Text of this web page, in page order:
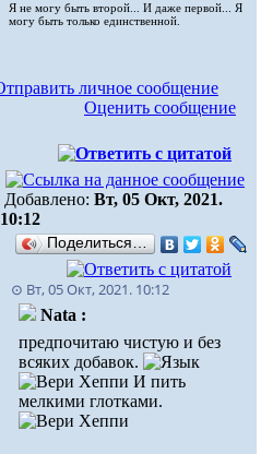
Я не могу быть второй... И даже первой... Я
могу быть только единственной.
Оценить сообщение
Добавлено: Вт, 05 Окт, 2021.
10:12
Поделиться…
⊙ Вт, 05 Окт, 2021. 10:12
Nata :
предпочитаю чистую и без
всяких добавок.
И пить
мелкими глотками.